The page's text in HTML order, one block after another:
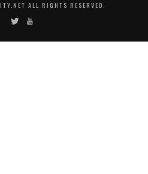
ALL RIGHTS RESERVED.